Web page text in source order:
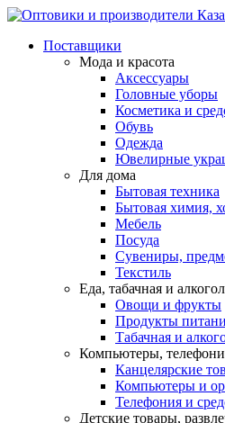
Поставщики
Мода и красота
Аксессуары
Головные уборы
Косметика и
Обувь
Одежда
Ювелирные
Для дома
Бытовая техника
Бытовая химия,
Мебель
Посуда
Сувениры,
Текстиль
Еда, табачная и
Овощи и фрукты
Продукты
Табачная и
Компьютеры,
Канцелярские
Компьютеры и
Телефония и
Детские товары,